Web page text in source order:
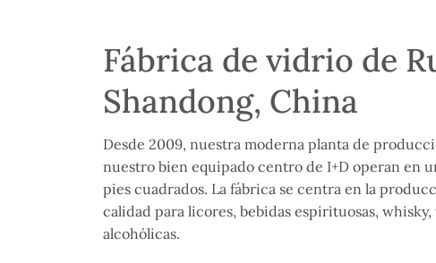
Fábrica de vidrio de
Shandong, China
Desde 2009, nuestra moderna planta de
nuestro bien equipado centro de I+D operan en
pies cuadrados. La fábrica se centra en la
calidad para licores, bebidas espirituosas,
alcohólicas.